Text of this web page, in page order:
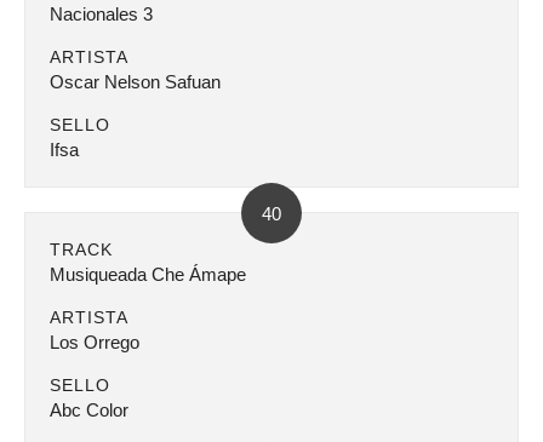
Nacionales 3
ARTISTA
Oscar Nelson Safuan
SELLO
Ifsa
40
TRACK
Musiqueada Che Ámape
ARTISTA
Los Orrego
SELLO
Abc Color